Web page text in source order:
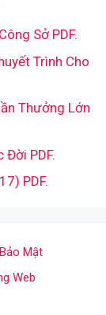
Sở PDF.
Trình Cho
Thưởng Lớn
Đời PDF.
PDF.
Mật
Web